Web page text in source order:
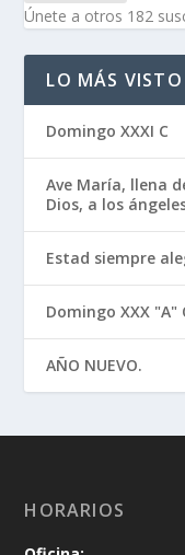
Únete a otros 182
LO MÁS VISTO
Domingo XXXI C
Ave María, llena
Dios, a los
Estad siempre
Domingo XXX "A"
AÑO NUEVO.
HORARIOS